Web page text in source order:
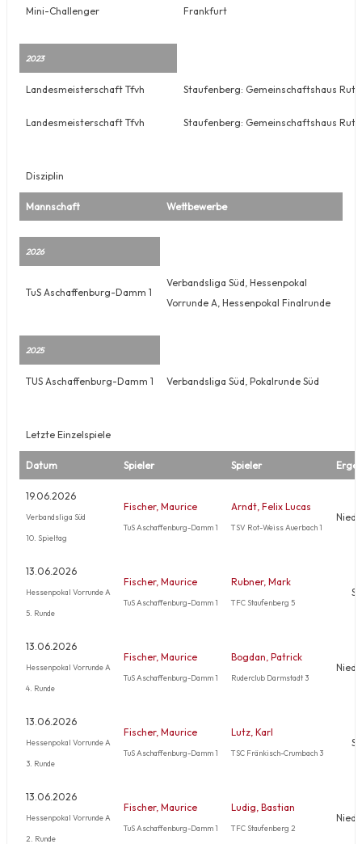
Mini-Challenger Frankfurt
2023
Landesmeisterschaft Tfvh Staufenberg: Gemeinschaftshaus
Landesmeisterschaft Tfvh Staufenberg: Gemeinschaftshaus
Disziplin
Mannschaft Wettbewerbe
2026
TuS Aschaffenburg-Damm 1
Verbandsliga Süd, Hessenpokal
Vorrunde A, Hessenpokal Finalrunde
2025
TUS Aschaffenburg-Damm 1 Verbandsliga Süd, Pokalrunde Süd
Letzte Einzelspiele
Datum Spieler Spieler
19.06.2026
Verbandsliga Süd
10. Spieltag
Fischer, Maurice
TuS Aschaffenburg-Damm 1
Arndt, Felix Lucas
TSV Rot-Weiss Auerbach 1
13.06.2026
Hessenpokal Vorrunde A
5. Runde
Fischer, Maurice
TuS Aschaffenburg-Damm 1
Rubner, Mark
TFC Staufenberg 5
13.06.2026
Hessenpokal Vorrunde A
4. Runde
Fischer, Maurice
TuS Aschaffenburg-Damm 1
Bogdan, Patrick
Ruderclub Darmstadt 3
13.06.2026
Hessenpokal Vorrunde A
3. Runde
Fischer, Maurice
TuS Aschaffenburg-Damm 1
Lutz, Karl
TSC Fränkisch-Crumbach 3
13.06.2026
Hessenpokal Vorrunde A
2. Runde
Fischer, Maurice
TuS Aschaffenburg-Damm 1
Ludig, Bastian
TFC Staufenberg 2